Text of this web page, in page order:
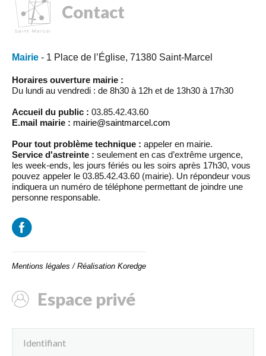
Contact
Mairie - 1 Place de l’Église, 71380 Saint-Marcel
Horaires ouverture mairie :
Du lundi au vendredi : de 8h30 à 12h et de 13h30 à 17h30
Accueil du public : 03.85.42.43.60
E.mail mairie : mairie@saintmarcel.com
Pour tout problème technique : appeler en mairie.
Service d'astreinte : seulement en cas d’extrême urgence,
les week-ends, les jours fériés ou les soirs après 17h30, vous
pouvez appeler le 03.85.42.43.60 (mairie). Un répondeur vous
indiquera un numéro de téléphone permettant de joindre une
personne responsable.
Mentions légales / Réalisation Koredge
Espace privé